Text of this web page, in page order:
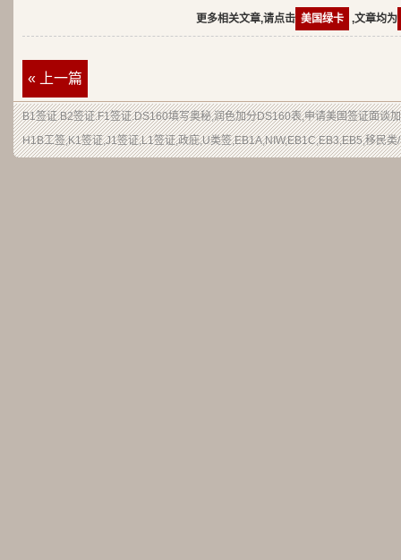
更多相关文章,请点击 美国绿卡 ,文章均为
« 上一篇
B1签证.B2签证.F1签证.DS160填写奥秘,润色加分DS160表,申请美国签证面谈
H1B工签,K1签证,J1签证,L1签证,政庇,U类签,EB1A,NIW,EB1C,EB3,EB5,移民